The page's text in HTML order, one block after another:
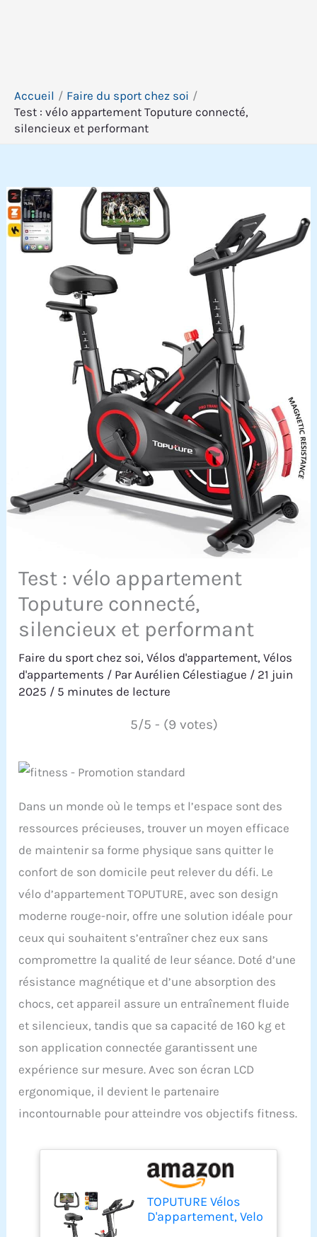
Accueil
Faire du sport chez soi
Test : vélo appartement Toputure connecté,
silencieux et performant
Test : vélo appartement
Toputure connecté,
silencieux et performant
Faire du sport chez soi,Vélos d'appartement,Vélos
d'appartements / Par Aurélien Célestiague / 21 juin
2025 / 5 minutes de lecture
5/5 - (9 votes)
Dans un monde où le temps et l’espace sont des
ressources précieuses, trouver un moyen efficace
de maintenir sa forme physique sans quitter le
confort de son domicile peut relever du défi. Le
vélo d’appartement TOPUTURE, avec son design
moderne rouge-noir, offre une solution idéale pour
ceux qui souhaitent s’entraîner chez eux sans
compromettre la qualité de leur séance. Doté d’une
résistance magnétique et d’une absorption des
chocs, cet appareil assure un entraînement fluide
et silencieux, tandis que sa capacité de 160 kg et
son application connectée garantissent une
expérience sur mesure. Avec son écran LCD
ergonomique, il devient le partenaire
incontournable pour atteindre vos objectifs fitness.
TOPUTURE Vélos
D'appartement, Velo